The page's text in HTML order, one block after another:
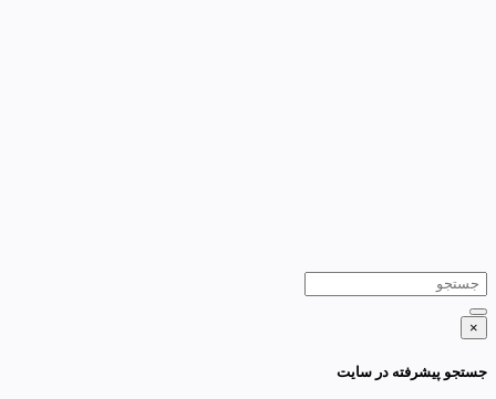
×
جستجو پیشرفته در سایت